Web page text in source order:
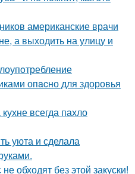
американские врачи
а выходить на улицу и
опacно для здоровья
всегда пахло
уюта и сделала
обходят без этой закуски!